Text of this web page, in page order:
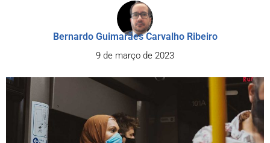
Bernardo Guimarães Carvalho Ribeiro
9 de março de 2023